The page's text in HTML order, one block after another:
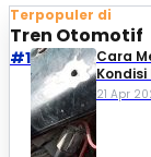
Terpopuler di
Tren Otomotif
#1
Cara
21 Apr